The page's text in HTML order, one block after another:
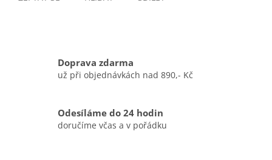
Doprava zdarma
už při objednávkách nad 890,- Kč
Odesíláme do 24 hodin
doručíme včas a v pořádku